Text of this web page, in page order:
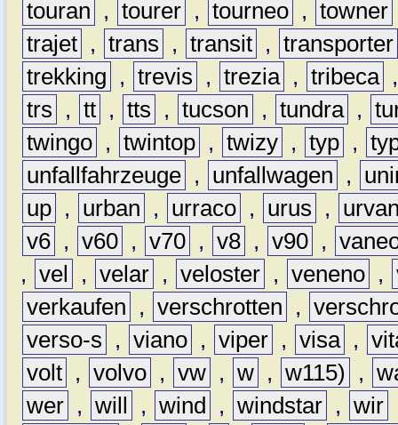
touran , tourer , tourneo , towner
trajet , trans , transit , transporter
trekking
, trevis , trezia , tribeca
trs
, tt , tts , tucson , tundra ,
twingo , twintop , twizy , typ ,
unfallfahrzeuge , unfallwagen ,
up , urban , urraco , urus ,
v6 , v60 , v70 , v8 , v90 ,
, vel , velar , veloster , veneno ,
verkaufen
, verschrotten ,
verso-s
, viano , viper , visa ,
volt , volvo , vw , w , w115) ,
wer , will , wind , windstar , wir